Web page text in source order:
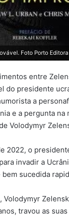
Foto Porto Editora
entre
do presidente
a
e a pergunta na
Volodymyr
2022, o
invadir a
sucedida
Volodymyr
travou as